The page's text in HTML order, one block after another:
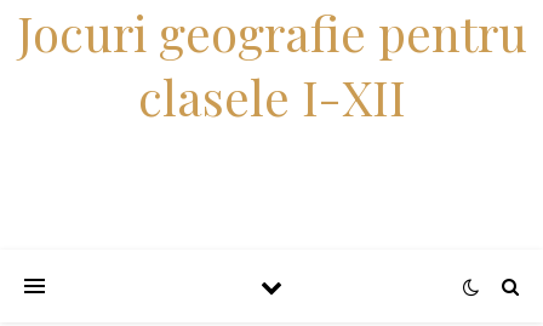
Jocuri geografie pentru
clasele I-XII